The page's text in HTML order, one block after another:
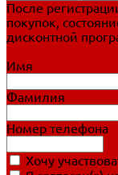
После
покупок,
дисконтной
Имя
Фамилия
Номер телефона
Хочу